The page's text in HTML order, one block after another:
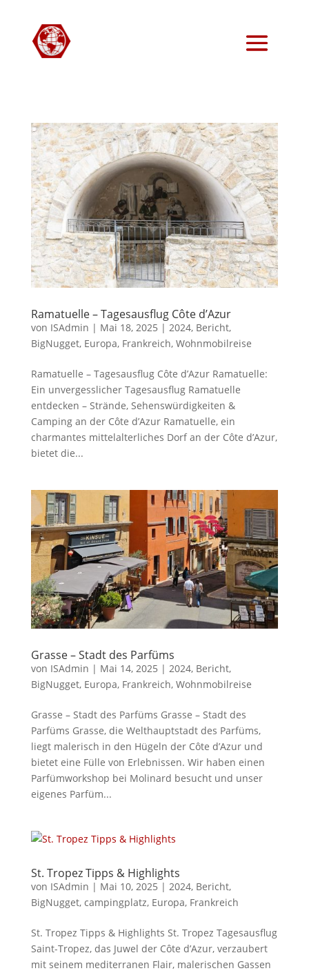
Ramatuelle – Tagesausflug Côte d’Azur
von ISAdmin | Mai 18, 2025 | 2024, Bericht,
BigNugget, Europa, Frankreich, Wohnmobilreise
Ramatuelle – Tagesausflug Côte d’Azur Ramatuelle:
Ein unvergesslicher Tagesausflug Ramatuelle
entdecken – Strände, Sehenswürdigkeiten &
Camping an der Côte d’Azur Ramatuelle, ein
charmantes mittelalterliches Dorf an der Côte d’Azur,
bietet die...
Grasse – Stadt des Parfüms
von ISAdmin | Mai 14, 2025 | 2024, Bericht,
BigNugget, Europa, Frankreich, Wohnmobilreise
Grasse – Stadt des Parfüms Grasse – Stadt des
Parfüms Grasse, die Welthauptstadt des Parfüms,
liegt malerisch in den Hügeln der Côte d’Azur und
bietet eine Fülle von Erlebnissen. Wir haben einen
Parfümworkshop bei Molinard besucht und unser
eigenes Parfüm...
St. Tropez Tipps & Highlights
von ISAdmin | Mai 10, 2025 | 2024, Bericht,
BigNugget, campingplatz, Europa, Frankreich
St. Tropez Tipps & Highlights St. Tropez Tagesausflug
Saint-Tropez, das Juwel der Côte d’Azur, verzaubert
mit seinem mediterranen Flair, malerischen Gassen